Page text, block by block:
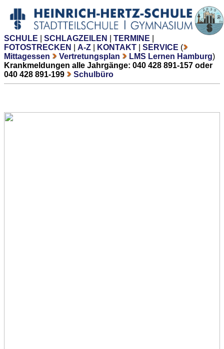
SCHULE SCHLAGZEILEN TERMINE
FOTOSTRECKEN
A-Z KONTAKT SERVICE (
Mittagessen
Vertretungsplan LMS Lernen Hamburg)
Krankmeldungen alle Jahrgänge: 040 428 891-157 oder
040 428 891-199
Schulbüro